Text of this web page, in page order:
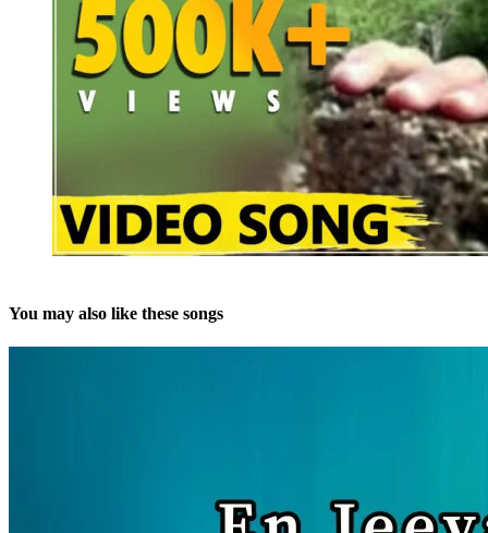
You may also like these songs